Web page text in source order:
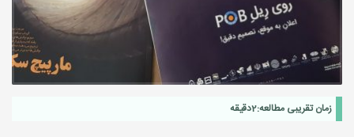
زمان تقریبی مطالعه:2دقیقه